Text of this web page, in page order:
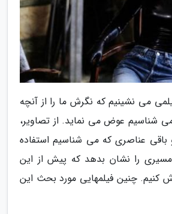
می نشینیم که نگرش ما را از آنچه
شناسیم عوض می نماید. از تصاویر،
باقی عناصری که می شناسیم استفاده
را نشان بدهد که پیش از این
کنیم. چنین فیلمهایی مورد بحث این